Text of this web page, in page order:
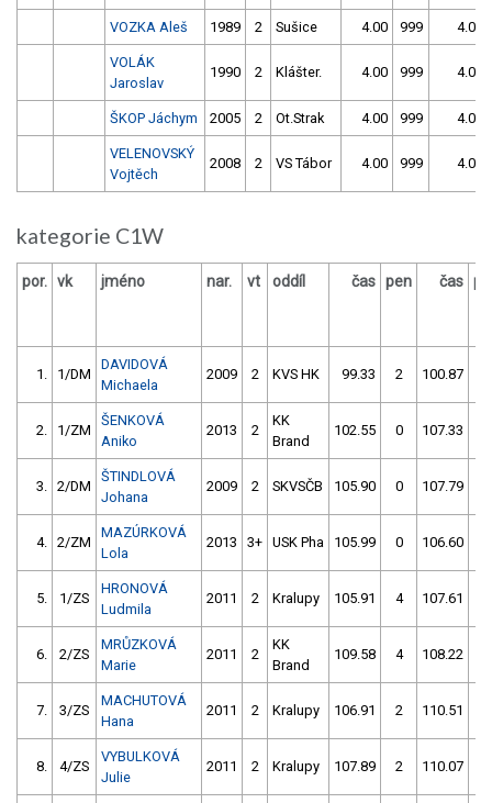
VOZKA Aleš 1989 2 Sušice 4.00 999 4.00
VOLÁK
Jaroslav
1990 2 Klášter. 4.00 999 4.00
ŠKOP Jáchym 2005 2 Ot.Strak 4.00 999 4.00
VELENOVSKÝ
Vojtěch
2008 2 VS Tábor 4.00 999 4.00
kategorie C1W
por. vk jméno nar. vt oddíl čas pen čas
1. 1/DM
DAVIDOVÁ
Michaela
2009 2 KVS HK 99.33 2 100.87
2. 1/ZM
ŠENKOVÁ
Aniko
2013 2
KK
Brand
102.55 0 107.33
3. 2/DM
ŠTINDLOVÁ
Johana
2009 2 SKVSČB 105.90 0 107.79
4. 2/ZM
MAZÚRKOVÁ
Lola
2013 3+ USK Pha 105.99 0 106.60
5. 1/ZS
HRONOVÁ
Ludmila
2011 2 Kralupy 105.91 4 107.61
6. 2/ZS
MRŮZKOVÁ
Marie
2011 2
KK
Brand
109.58 4 108.22
7. 3/ZS
MACHUTOVÁ
Hana
2011 2 Kralupy 106.91 2 110.51
8. 4/ZS
VYBULKOVÁ
Julie
2011 2 Kralupy 107.89 2 110.07